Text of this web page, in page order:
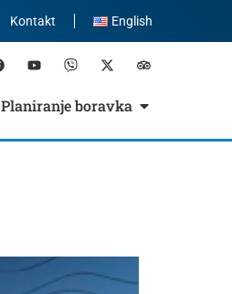
Kontakt English
Planiranje boravka